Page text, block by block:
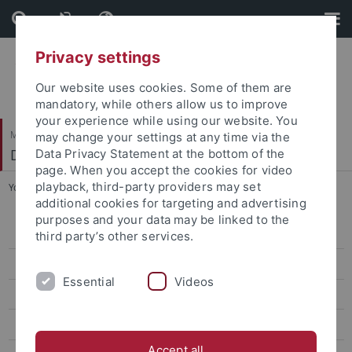
Skip
to
content
Skip
to
footer
Mathematisch-Naturwissenschaftliche Fakultät
Diagnostik und Kognitive Neuropsychologie
You are here: Startseite ... Mine Avcil
Elena Albu
Mine Avcil
Privacy settings
Our website uses cookies. Some of them are
mandatory, while others allow us to improve
your experience while using our website. You
may change your settings at any time via the
Data Privacy Statement at the bottom of the
page. When you accept the cookies for video
playback, third-party providers may set
additional cookies for targeting and advertising
purposes and your data may be linked to the
third party’s other services.
Essential Videos